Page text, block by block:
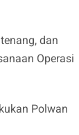
dan
Operasi
Polwan